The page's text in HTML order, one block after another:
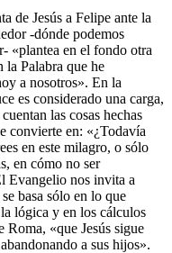
de Jesús a Felipe ante la
-dónde podemos
«plantea en el fondo otra
la Palabra que he
a nosotros». En la
es considerado una carga,
las cosas hechas
convierte en: «¿Todavía
en este milagro, o sólo
en cómo no ser
Evangelio nos invita a
basa sólo en lo que
lógica y en los cálculos
«que Jesús sigue
a sus hijos».